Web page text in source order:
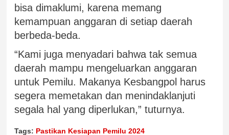
bisa dimaklumi, karena memang
kemampuan anggaran di setiap daerah
berbeda-beda.
“Kami juga menyadari bahwa tak semua
daerah mampu mengeluarkan anggaran
untuk Pemilu. Makanya Kesbangpol harus
segera memetakan dan menindaklanjuti
segala hal yang diperlukan,” tuturnya.
Tags: Pastikan Kesiapan Pemilu 2024